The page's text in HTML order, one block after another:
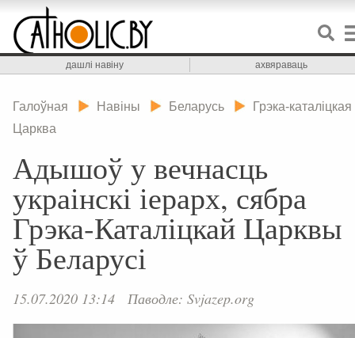
дашлі навіну ахвяраваць
Галоўная Навіны Беларусь
Грэка-каталіцкая
Царква
Адышоў у вечнасць
украінскі іерарх, сябра
Грэка-Каталіцкай Царквы
ў Беларусі
15.07.2020 13:14 Паводле: Svjazep.org